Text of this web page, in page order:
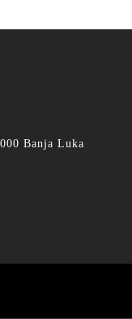
Banja Luka